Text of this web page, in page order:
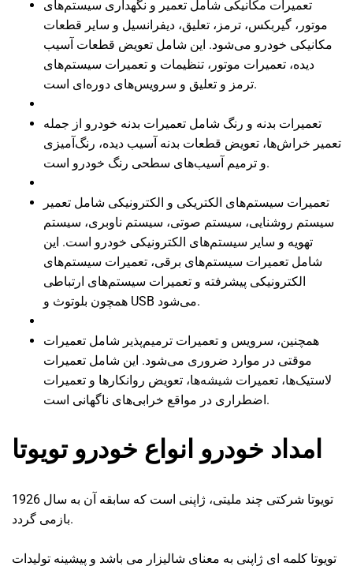
تعمیرات مکانیکی شامل تعمیر و نگهداری سیستم‌های
موتور، گیربکس، ترمز، تعلیق، دیفرانسیل و سایر قطعات
مکانیکی خودرو می‌شود. این شامل تعویض قطعات آسیب
دیده، تعمیرات موتور، تنظیمات و تعمیرات سیستم‌های
ترمز و تعلیق و سرویس‌های دوره‌ای است.
تعمیرات بدنه و رنگ شامل تعمیرات بدنه خودرو از جمله
تعمیر خراش‌ها، تعویض قطعات بدنه آسیب دیده، رنگ‌آمیزی
و ترمیم آسیب‌های سطحی رنگ خودرو است.
تعمیرات سیستم‌های الکتریکی و الکترونیکی شامل تعمیر
سیستم روشنایی، سیستم صوتی، سیستم ناوبری، سیستم
تهویه و سایر سیستم‌های الکترونیکی خودرو است. این
شامل تعمیرات سیستم‌های برقی، تعمیرات سیستم‌های
الکترونیکی پیشرفته و تعمیرات سیستم‌های ارتباطی
همچون بلوتوث و USB می‌شود.
همچنین، سرویس و تعمیرات ترمیم‌پذیر شامل تعمیرات
موقتی در موارد ضروری می‌شود. این شامل تعمیرات
لاستیک‌ها، تعمیرات شیشه‌ها، تعویض روانکارها و تعمیرات
اضطراری در مواقع خرابی‌های ناگهانی است.
امداد خودرو انواع خودرو تویوتا
تویوتا شرکتی چند ملیتی، ژاپنی است که سابقه آن به سال 1926
بازمی گردد.
تویوتا کلمه ای ژاپنی به معنای شالیزار می باشد و پیشینه تولیدات